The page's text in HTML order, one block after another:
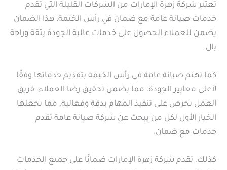
تعتبر شركة زهرة الإمارات من الشركات القليلة التي تقدم
خدمات صيانة عامة مع ضمان في رأس الخيمة. هذا الضمان
يضمن للعملاء الحصول على خدمات عالية الجودة بثقة وراحة
بال.
كما تهتم صيانة عامة في رأس الخيمة بتقديم خدماتها وفقًا
لأعلى معايير الجودة، مما يضمن تحقيق رضا العملاء. فريق
العمل يحرص على تنفيذ المهام بدقة وفعالية، مما يجعلها
الخيار الأول لكل من يبحث عن شركة صيانة عامة تقدم
خدمات مع ضمان.
كذلك، تقدم شركة زهرة الإمارات ضمانًا على جميع الخدمات